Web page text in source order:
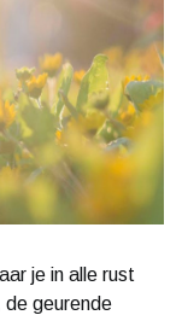
je in alle rust
de geurende